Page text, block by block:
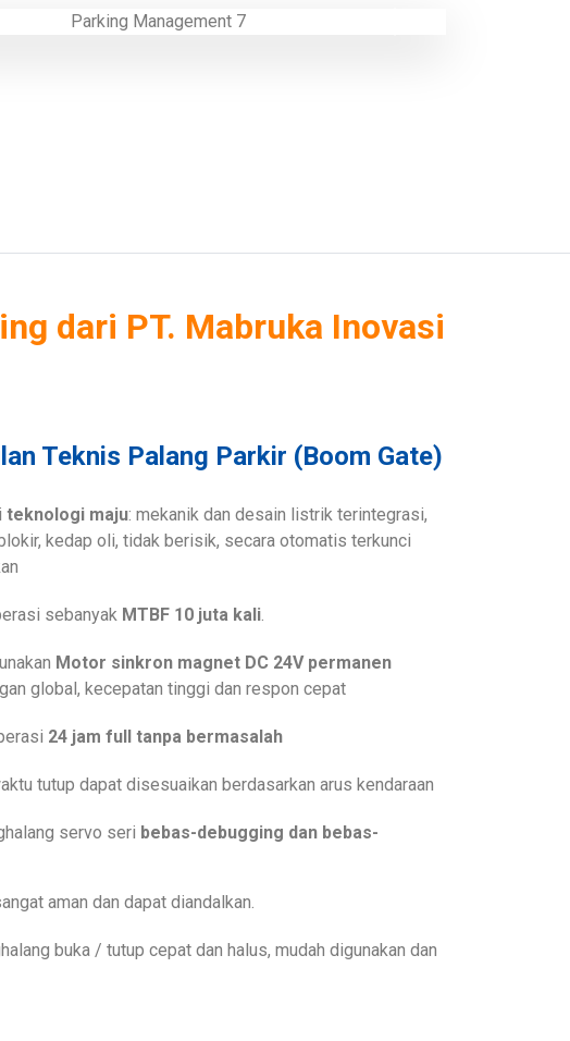
dari PT. Mabruka Inovasi
Teknis Palang Parkir (Boom Gate)
teknologi maju: mekanik dan desain listrik terintegrasi,
kedap oli, tidak berisik, secara otomatis terkunci
sebanyak MTBF 10 juta kali.
Motor sinkron magnet DC 24V permanen
global, kecepatan tinggi dan respon cepat
24 jam full tanpa bermasalah
tutup dapat disesuaikan berdasarkan arus kendaraan
servo seri bebas-debugging dan bebas-
aman dan dapat diandalkan.
buka / tutup cepat dan halus, mudah digunakan dan